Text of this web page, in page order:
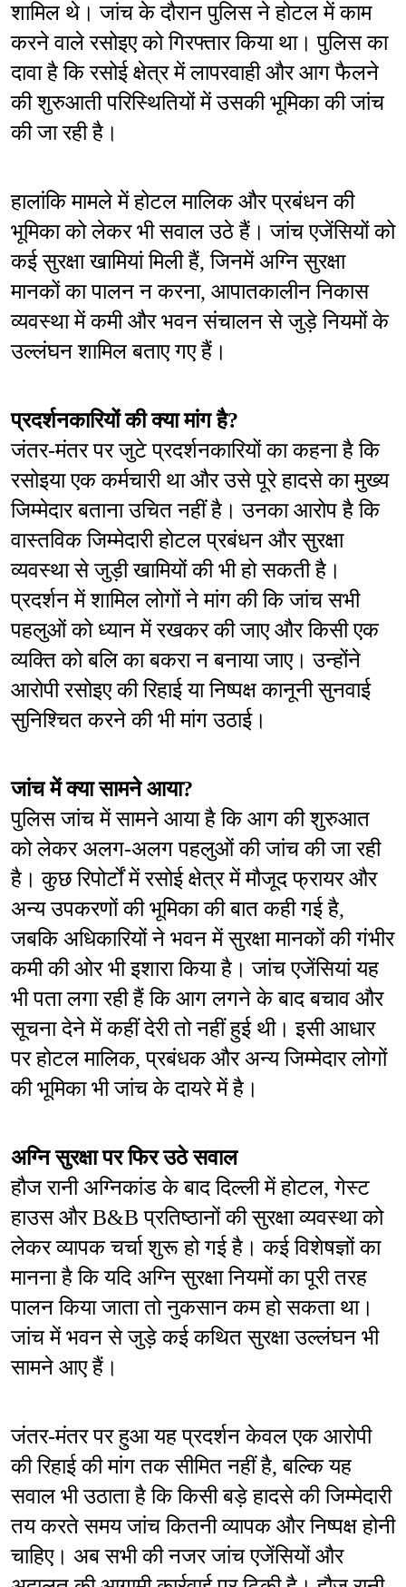
शामिल थे। जांच के दौरान पुलिस ने होटल में काम
करने वाले रसोइए को गिरफ्तार किया था। पुलिस का
दावा है कि रसोई क्षेत्र में लापरवाही और आग फैलने
की शुरुआती परिस्थितियों में उसकी भूमिका की जांच
की जा रही है।
हालांकि मामले में होटल मालिक और प्रबंधन की
भूमिका को लेकर भी सवाल उठे हैं। जांच एजेंसियों को
कई सुरक्षा खामियां मिली हैं, जिनमें अग्नि सुरक्षा
मानकों का पालन न करना, आपातकालीन निकास
व्यवस्था में कमी और भवन संचालन से जुड़े नियमों के
उल्लंघन शामिल बताए गए हैं।
प्रदर्शनकारियों की क्या मांग है?
जंतर-मंतर पर जुटे प्रदर्शनकारियों का कहना है कि
रसोइया एक कर्मचारी था और उसे पूरे हादसे का मुख्य
जिम्मेदार बताना उचित नहीं है। उनका आरोप है कि
वास्तविक जिम्मेदारी होटल प्रबंधन और सुरक्षा
व्यवस्था से जुड़ी खामियों की भी हो सकती है।
प्रदर्शन में शामिल लोगों ने मांग की कि जांच सभी
पहलुओं को ध्यान में रखकर की जाए और किसी एक
व्यक्ति को बलि का बकरा न बनाया जाए। उन्होंने
आरोपी रसोइए की रिहाई या निष्पक्ष कानूनी सुनवाई
सुनिश्चित करने की भी मांग उठाई।
जांच में क्या सामने आया?
पुलिस जांच में सामने आया है कि आग की शुरुआत
को लेकर अलग-अलग पहलुओं की जांच की जा रही
है। कुछ रिपोर्टों में रसोई क्षेत्र में मौजूद फ्रायर और
अन्य उपकरणों की भूमिका की बात कही गई है,
जबकि अधिकारियों ने भवन में सुरक्षा मानकों की गंभीर
कमी की ओर भी इशारा किया है। जांच एजेंसियां यह
भी पता लगा रही हैं कि आग लगने के बाद बचाव और
सूचना देने में कहीं देरी तो नहीं हुई थी। इसी आधार
पर होटल मालिक, प्रबंधक और अन्य जिम्मेदार लोगों
की भूमिका भी जांच के दायरे में है।
अग्नि सुरक्षा पर फिर उठे सवाल
हौज रानी अग्निकांड के बाद दिल्ली में होटल, गेस्ट
हाउस और B&B प्रतिष्ठानों की सुरक्षा व्यवस्था को
लेकर व्यापक चर्चा शुरू हो गई है। कई विशेषज्ञों का
मानना है कि यदि अग्नि सुरक्षा नियमों का पूरी तरह
पालन किया जाता तो नुकसान कम हो सकता था।
जांच में भवन से जुड़े कई कथित सुरक्षा उल्लंघन भी
सामने आए हैं।
जंतर-मंतर पर हुआ यह प्रदर्शन केवल एक आरोपी
की रिहाई की मांग तक सीमित नहीं है, बल्कि यह
सवाल भी उठाता है कि किसी बड़े हादसे की जिम्मेदारी
तय करते समय जांच कितनी व्यापक और निष्पक्ष होनी
चाहिए। अब सभी की नजर जांच एजेंसियों और